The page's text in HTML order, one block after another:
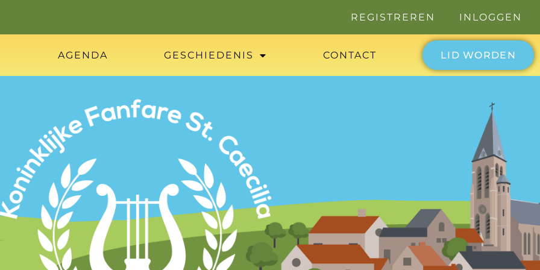
REGISTREREN INLOGGEN
AGENDA GESCHIEDENIS CONTACT LID WORDEN